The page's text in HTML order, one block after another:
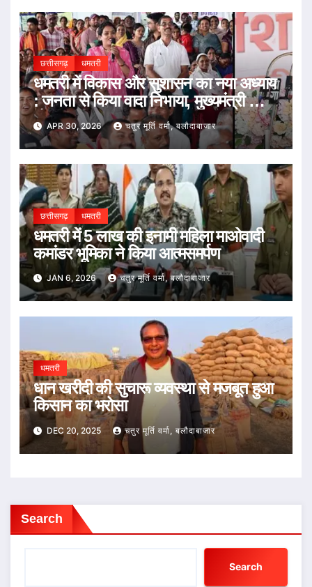
छत्तीसगढ़ धमतरी
धमतरी में विकास और सुशासन का नया अध्याय
: जनता से किया वादा निभाया, मुख्यमंत्री की
घोषणा पूरी
APR 30, 2026 चतुर मूर्ति वर्मा, बलौदाबाजार
छत्तीसगढ़ धमतरी
धमतरी में 5 लाख की इनामी महिला माओवादी
कमांडर भूमिका ने किया आत्मसमर्पण
JAN 6, 2026 चतुर मूर्ति वर्मा, बलौदाबाजार
धमतरी
धान खरीदी की सुचारू व्यवस्था से मजबूत हुआ
किसान का भरोसा
DEC 20, 2025 चतुर मूर्ति वर्मा, बलौदाबाजार
Search
Search